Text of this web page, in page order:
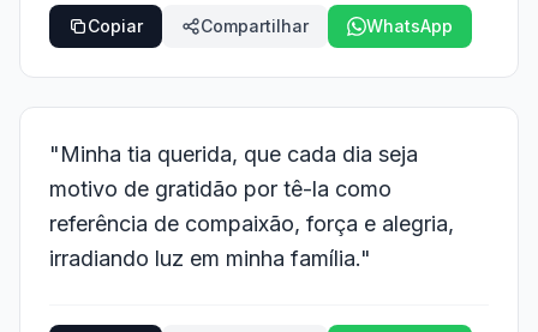
Copiar Compartilhar WhatsApp
"Minha tia querida, que cada dia seja
motivo de gratidão por tê-la como
referência de compaixão, força e alegria,
irradiando luz em minha família."